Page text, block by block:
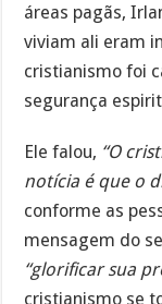
áreas pagãs,
viviam ali eram
cristianismo foi
segurança
Ele falou, “O
notícia é que o
conforme as
mensagem do
“glorificar sua
cristianismo se